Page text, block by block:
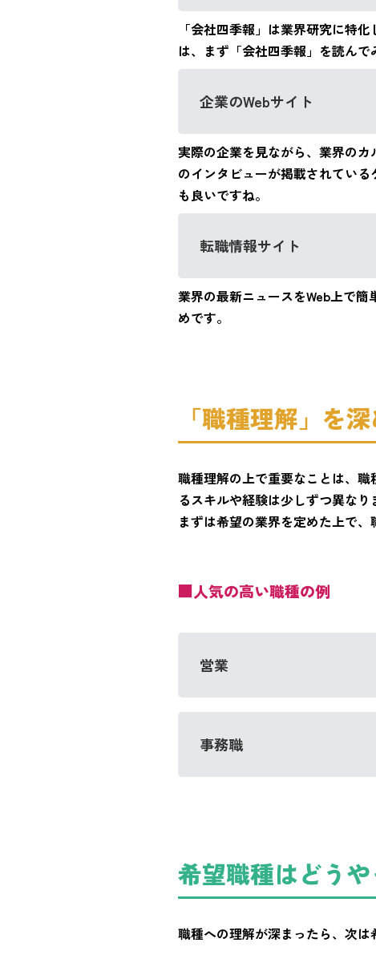
「会社四季報」は業界研究に特
は、まず「会社四季報」を読んで
企業のWebサイト
実際の企業を見ながら、業界の
のインタビューが掲載されてい
も良いですね。
転職情報サイト
業界の最新ニュースをWeb上で
めです。
「職種理解」を
職種理解の上で重要なことは、
るスキルや経験は少しずつ異なり
まずは希望の業界を定めた上で、
■人気の高い職種の例
営業
事務職
希望職種はどう
職種への理解が深まったら、次は